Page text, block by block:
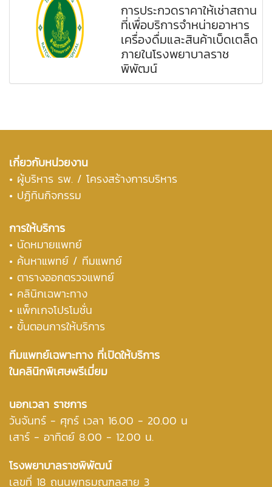
การประกวดราคาให้เช่าสถาน
ที่เพื่อบริการจำหน่ายอาหาร
เครื่องดื่มและสินค้าเบ็ดเตล็ด
ภายในโรงพยาบาลราช
พิพัฒน์
เกี่ยวกับหน่วยงาน
• ผู้บริหาร รพ. / โครงสร้างการบริหาร
• ปฏิทินกิจกรรม
การให้บริการ
• นัดหมายแพทย์
• ค้นหาแพทย์ / ทีมแพทย์
• ตารางออกตรวจแพทย์
• คลินิกเฉพาะทาง
• แพ็กเกจโปรโมชั่น
• ขั้นตอนการให้บริการ
ทีมแพทย์เฉพาะทาง ที่เปิดให้บริการ
ในคลินิกพิเศษพรีเมี่ยม
นอกเวลา ราชการ
วันจันทร์ - ศุกร์ เวลา 16.00 - 20.00 น
เสาร์ - อาทิตย์ 8.00 - 12.00 น.
โรงพยาบาลราชพิพัฒน์
เลขที่ 18 ถนนพุทธมณฑลสาย 3